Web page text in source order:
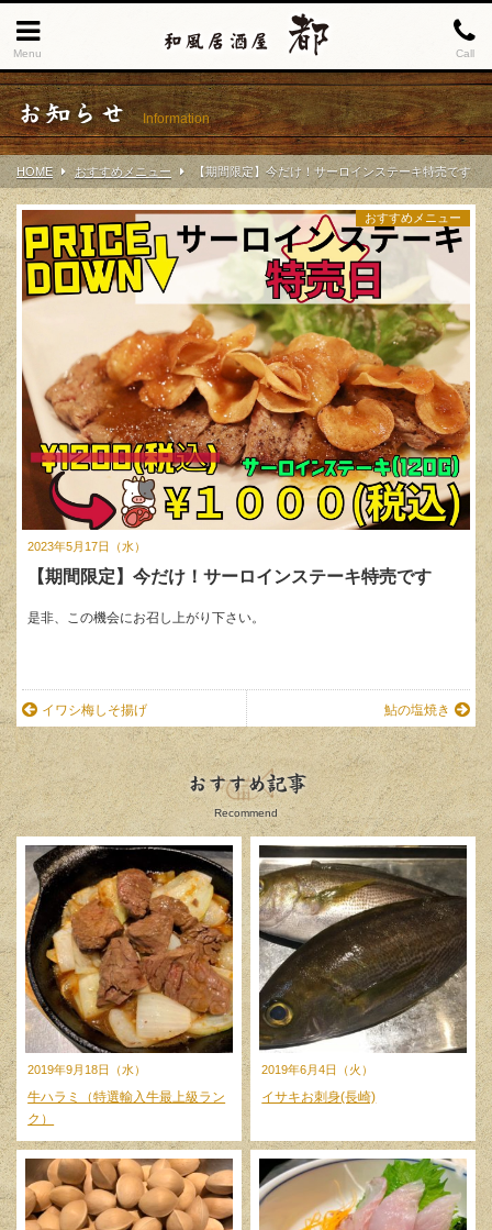
Menu Call
お知らせ Information
HOME おすすめメニュー 【期間限定】今だけ！サーロインステーキ特売です
2023年5月17日（水）
おすすめメニュー
【期間限定】今だけ！サーロインステーキ特売です
是非、この機会にお召し上がり下さい。
イワシ梅しそ揚げ 鮎の塩焼き
おすすめ記事
Recommend
2019年9月18日（水）
牛ハラミ（特選輸入牛最上級ラン
ク）
2019年6月4日（火）
イサキお刺身(長崎)